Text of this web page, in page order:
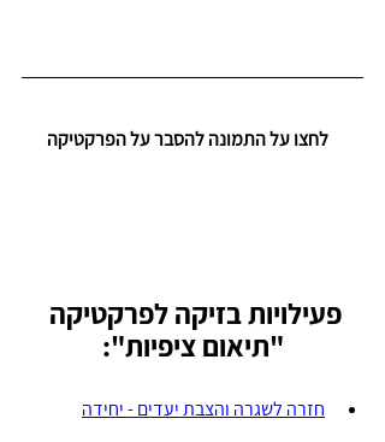
לחצו על התמונה להסבר על הפרקטיקה
פעילויות בזיקה לפרקטיקה
"תיאום ציפיות":
חזרה לשגרה והצבת יעדים - יחידה